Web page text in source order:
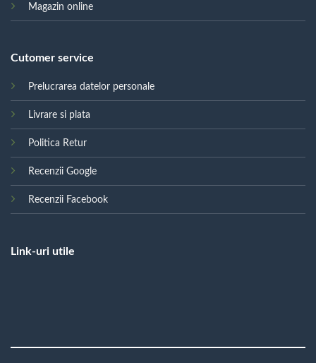
Magazin online
Cutomer service
Prelucrarea datelor personale
Livrare si plata
Politica Retur
Recenzii Google
Recenzii Facebook
Link-uri utile